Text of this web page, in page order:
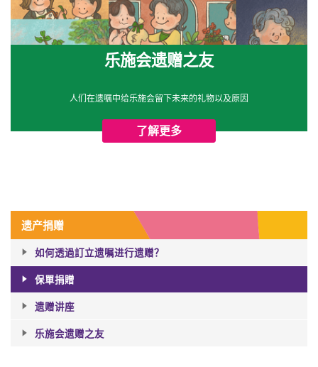
遗产捐赠
如何透過訂立遗嘱进行遗赠？​
保單捐贈
遗赠讲座
乐施会遗赠之友
乐施会遗赠之友
人们在遗嘱中给乐施会留下未来的礼物以及原因
了解更多